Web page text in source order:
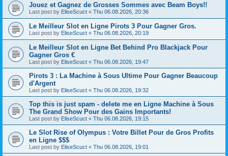
Jouez et Gagnez de Grosses Sommes avec Beam Boys!!
Last post by EliseScuct « Thu 06.08.2026, 20:36
Le Meilleur Slot en Ligne Pirots 3 Pour Gagner Gros.
Last post by EliseScuct « Thu 06.08.2026, 20:19
Le Meilleur Slot en Ligne Bet Behind Pro Blackjack Pour
Gagner Gros €
Last post by EliseScuct « Thu 06.08.2026, 19:47
Pirots 3 : La Machine à Sous Ultime Pour Gagner Beaucoup
d'Argent
Last post by EliseScuct « Thu 06.08.2026, 19:32
Top this is just spam - delete me en Ligne Machine à Sous
The Grand Show Pour des Gains Importants!
Last post by EliseScuct « Thu 06.08.2026, 19:15
Le Slot Rise of Olympus : Votre Billet Pour de Gros Profits
en Ligne $$$
Last post by EliseScuct « Thu 06.08.2026, 19:01